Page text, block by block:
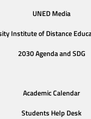
UNED Media
Institute of Distance
2030 Agenda and SDG
Academic Calendar
Students Help Desk